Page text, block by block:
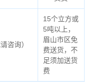
咨询）
15个立方或
5吨以上，
眉山市区免
费送货，不
足须加送货
费